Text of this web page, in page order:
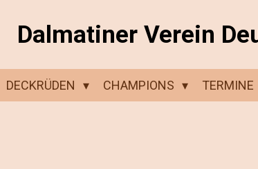
Dalmatiner Verein
DECKRÜDEN CHAMPIONS TERMINE